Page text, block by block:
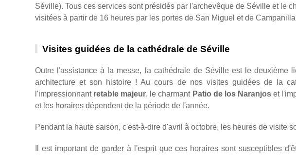
Séville). Tous ces services sont présidés par l'archevêque de Séville et le
visitées à partir de 16 heures par les portes de San Miguel et de
Visites guidées de la cathédrale de Séville
Outre l'assistance à la messe, la cathédrale de Séville est le
architecture et son histoire ! Au cours de nos visites guidées de la
l'impressionnant retable majeur, le charmant Patio de los Naranjos et
et les horaires dépendent de la période de l'année.
Pendant la haute saison, c'est-à-dire d'avril à octobre, les heures de visite
Il est important de garder à l'esprit que ces horaires sont susceptibles